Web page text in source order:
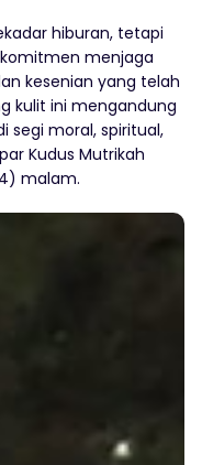
hiburan, tetapi
menjaga
kesenian yang telah
kulit ini mengandung
segi moral, spiritual,
Kudus Mutrikah
malam.